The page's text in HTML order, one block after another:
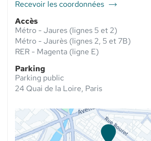
Recevoir les coordonnées
du
point
de
vente
Elsie
-
Pharmacie
Secretan
Accès
Métro - Jaures (lignes 5 et 2)
Métro - Jaurès (lignes 2, 5 et 7B)
RER - Magenta (ligne E)
Parking
Parking public
24 Quai de la Loire, Paris